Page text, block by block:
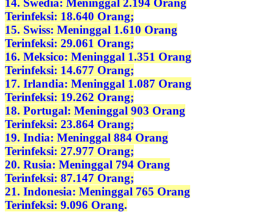
Terinfeksi: 18.640 Orang;
15. Swiss: Meninggal 1.610 Orang
Terinfeksi: 29.061 Orang;
16. Meksico: Meninggal 1.351 Orang
Terinfeksi: 14.677 Orang;
17. Irlandia: Meninggal 1.087 Orang
Terinfeksi: 19.262 Orang;
18. Portugal: Meninggal 903 Orang
Terinfeksi: 23.864 Orang;
19. India: Meninggal 884 Orang
Terinfeksi: 27.977 Orang;
20. Rusia: Meninggal 794 Orang
Terinfeksi: 87.147 Orang;
21. Indonesia: Meninggal 765 Orang
Terinfeksi: 9.096 Orang.